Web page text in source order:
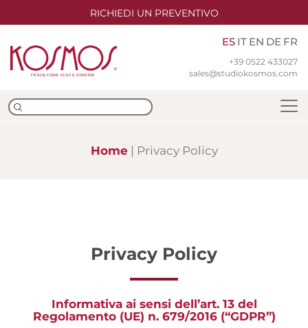
RICHIEDI UN PREVENTIVO
+39 0522 433027
sales@studiokosmos.com
ES IT EN DE FR
Interpretación
Home Privacy Policy
Privacy Policy
Informativa ai sensi dell’art. 13 del
Regolamento (UE) n. 679/2016 (“GDPR”)